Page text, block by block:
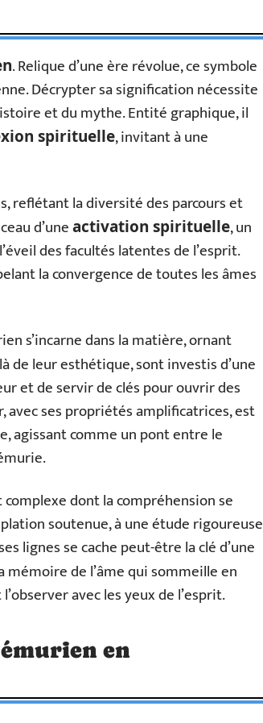
. Relique d’une ère révolue, ce symbole
Décrypter sa signification nécessite
et du mythe. Entité graphique, il
spirituelle, invitant à une
reflétant la diversité des parcours et
d’uneactivation spirituelle, un
des facultés latentes de l’esprit.
la convergence de toutes les âmes
s’incarne dans la matière, ornant
de leur esthétique, sont investis d’une
et de servir de clés pour ouvrir des
ses propriétés amplificatrices, est
agissant comme un pont entre le
dont la compréhension se
soutenue, à une étude rigoureuse
lignes se cache peut-être la clé d’une
mémoire de l’âme qui sommeille en
avec les yeux de l’esprit.
en